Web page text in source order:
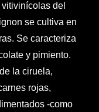
del
se cultiva en
Se caracteriza
y pimiento.
la ciruela,
rojas,
-como